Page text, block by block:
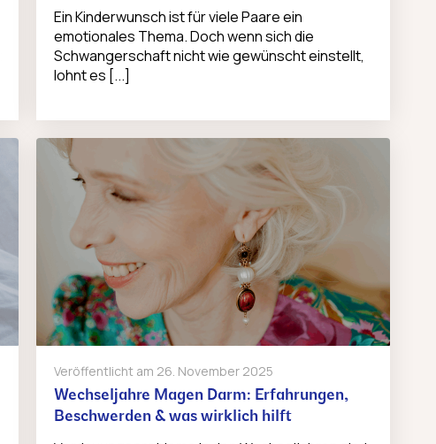
Ein Kinderwunsch ist für viele Paare ein
emotionales Thema. Doch wenn sich die
Schwangerschaft nicht wie gewünscht einstellt,
lohnt es [...]
Veröffentlicht am 26. November 2025
Wechseljahre Magen Darm: Erfahrungen,
Beschwerden & was wirklich hilft